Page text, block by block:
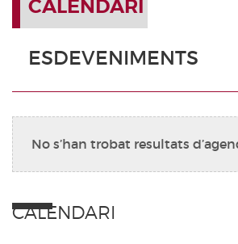
CALENDARI
ESDEVENIMENTS
No s’han trobat resultats
CALENDARI